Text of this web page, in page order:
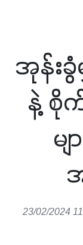
အုန်းခွံ
နဲ့ စို
မ
23/02/2024